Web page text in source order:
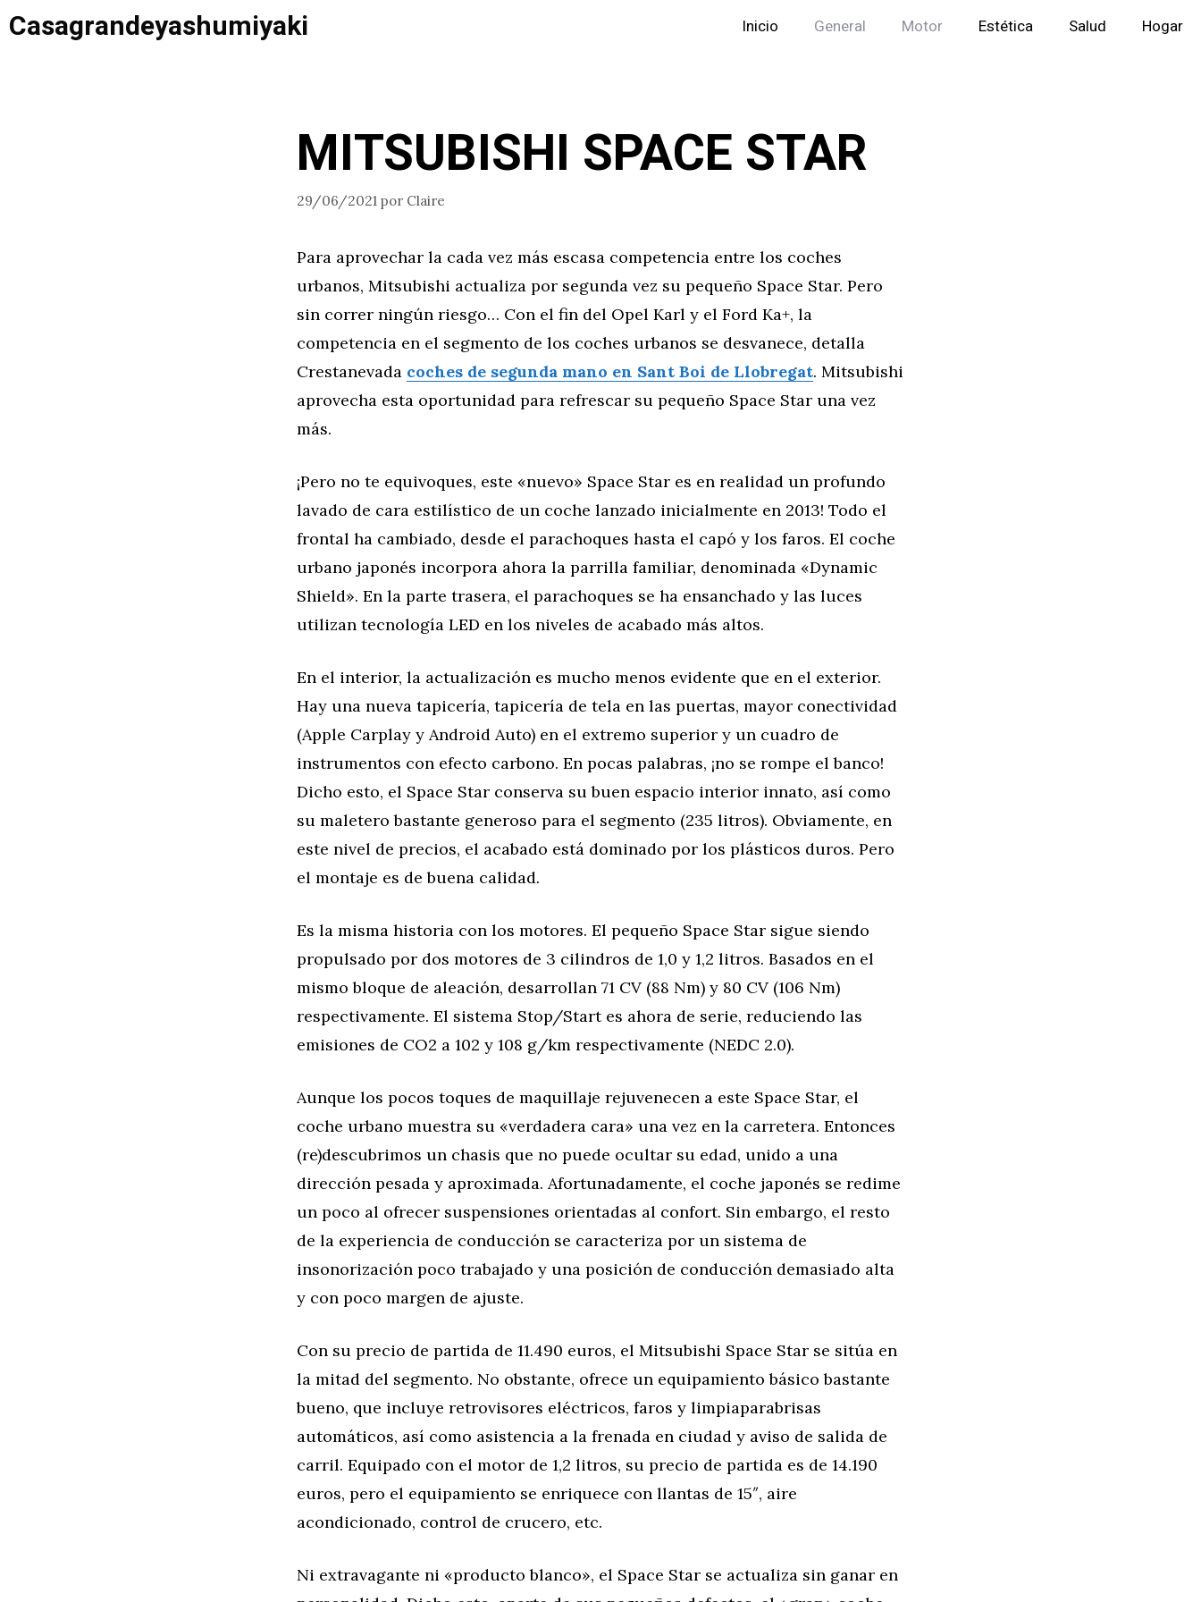
Saltar
Casagrandeyashumiyaki Inicio General Motor Estética Salud Hogar
MITSUBISHI SPACE STAR
29/06/2021 por Claire
Para aprovechar la cada vez más escasa competencia entre los coches
urbanos, Mitsubishi actualiza por segunda vez su pequeño Space Star. Pero
sin correr ningún riesgo… Con el fin del Opel Karl y el Ford Ka+, la
competencia en el segmento de los coches urbanos se desvanece, detalla
Crestanevada coches de segunda mano en Sant Boi de Llobregat. Mitsubishi
aprovecha esta oportunidad para refrescar su pequeño Space Star una vez
más.
¡Pero no te equivoques, este «nuevo» Space Star es en realidad un profundo
lavado de cara estilístico de un coche lanzado inicialmente en 2013! Todo el
frontal ha cambiado, desde el parachoques hasta el capó y los faros. El coche
urbano japonés incorpora ahora la parrilla familiar, denominada «Dynamic
Shield». En la parte trasera, el parachoques se ha ensanchado y las luces
utilizan tecnología LED en los niveles de acabado más altos.
En el interior, la actualización es mucho menos evidente que en el exterior.
Hay una nueva tapicería, tapicería de tela en las puertas, mayor conectividad
(Apple Carplay y Android Auto) en el extremo superior y un cuadro de
instrumentos con efecto carbono. En pocas palabras, ¡no se rompe el banco!
Dicho esto, el Space Star conserva su buen espacio interior innato, así como
su maletero bastante generoso para el segmento (235 litros). Obviamente, en
este nivel de precios, el acabado está dominado por los plásticos duros. Pero
el montaje es de buena calidad.
Es la misma historia con los motores. El pequeño Space Star sigue siendo
propulsado por dos motores de 3 cilindros de 1,0 y 1,2 litros. Basados en el
mismo bloque de aleación, desarrollan 71 CV (88 Nm) y 80 CV (106 Nm)
respectivamente. El sistema Stop/Start es ahora de serie, reduciendo las
emisiones de CO2 a 102 y 108 g/km respectivamente (NEDC 2.0).
Aunque los pocos toques de maquillaje rejuvenecen a este Space Star, el
coche urbano muestra su «verdadera cara» una vez en la carretera. Entonces
(re)descubrimos un chasis que no puede ocultar su edad, unido a una
dirección pesada y aproximada. Afortunadamente, el coche japonés se redime
un poco al ofrecer suspensiones orientadas al confort. Sin embargo, el resto
de la experiencia de conducción se caracteriza por un sistema de
insonorización poco trabajado y una posición de conducción demasiado alta
y con poco margen de ajuste.
Con su precio de partida de 11.490 euros, el Mitsubishi Space Star se sitúa en
la mitad del segmento. No obstante, ofrece un equipamiento básico bastante
bueno, que incluye retrovisores eléctricos, faros y limpiaparabrisas
automáticos, así como asistencia a la frenada en ciudad y aviso de salida de
carril. Equipado con el motor de 1,2 litros, su precio de partida es de 14.190
euros, pero el equipamiento se enriquece con llantas de 15″, aire
acondicionado, control de crucero, etc.
Ni extravagante ni «producto blanco», el Space Star se actualiza sin ganar en